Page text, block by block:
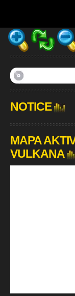
NOTICE
MAPA
VULKANA